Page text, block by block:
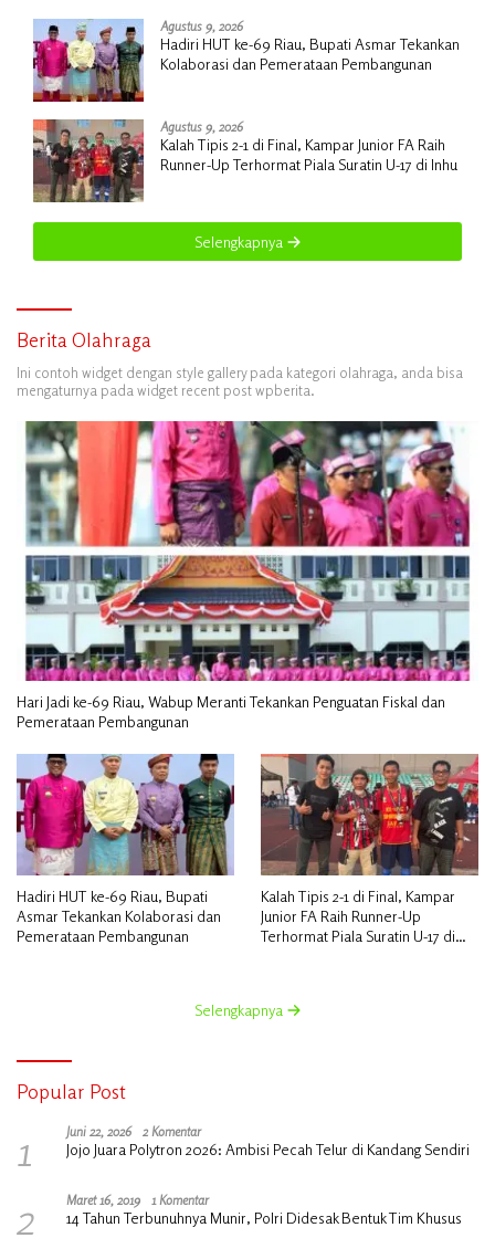
Agustus 9, 2026
Hadiri HUT ke-69 Riau, Bupati Asmar Tekankan
Kolaborasi dan Pemerataan Pembangunan
Agustus 9, 2026
Kalah Tipis 2-1 di Final, Kampar Junior FA Raih
Runner-Up Terhormat Piala Suratin U-17 di Inhu
Selengkapnya
Berita Olahraga
Ini contoh widget dengan style gallery pada kategori olahraga, anda bisa
mengaturnya pada widget recent post wpberita.
Hari Jadi ke-69 Riau, Wabup Meranti Tekankan Penguatan Fiskal dan
Pemerataan Pembangunan
Hadiri HUT ke-69 Riau, Bupati
Asmar Tekankan Kolaborasi dan
Pemerataan Pembangunan
Kalah Tipis 2-1 di Final, Kampar
Junior FA Raih Runner-Up
Terhormat Piala Suratin U-17 di
Selengkapnya
Popular Post
1 Juni 22, 2026 2 Komentar
Jojo Juara Polytron 2026: Ambisi Pecah Telur di Kandang Sendiri
2 Maret 16, 2019 1 Komentar
14 Tahun Terbunuhnya Munir, Polri Didesak Bentuk Tim Khusus